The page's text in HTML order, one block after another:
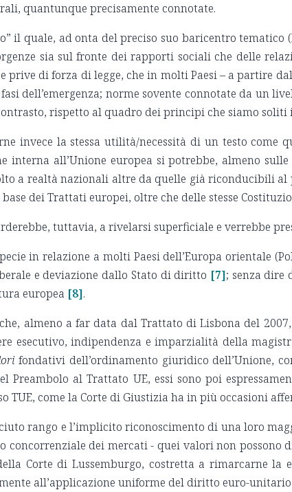
quantunque precisamente connotate.
il quale, ad onta del preciso suo baricentro
sia sul fronte dei rapporti sociali che delle
prive di forza di legge, che in molti Paesi – a partire
dell’emergenza; norme sovente connotate da un
rispetto al quadro dei principi che siamo
invece la stessa utilità/necessità di un testo
interna all’Unione europea si potrebbe, almeno
a realtà nazionali altre da quelle già riconducibili al
dei Trattati europei, oltre che delle stesse
tuttavia, a rivelarsi superficiale e verrebbe
in relazione a molti Paesi dell’Europa orientale
e deviazione dallo Stato di diritto [7]; senza dire
europea [8].
almeno a far data dal Trattato di Lisbona del
esecutivo, indipendenza e imparzialità della
fondativi dell’ordinamento giuridico dell’Unione,
Preambolo al Trattato UE, essi sono poi
TUE, come la Corte di Giustizia ha in più occasioni
rango e l’implicito riconoscimento di una loro
dei mercati - quei valori non possono
Corte di Lussemburgo, costretta a rimarcarne
all’applicazione uniforme del diritto euro-